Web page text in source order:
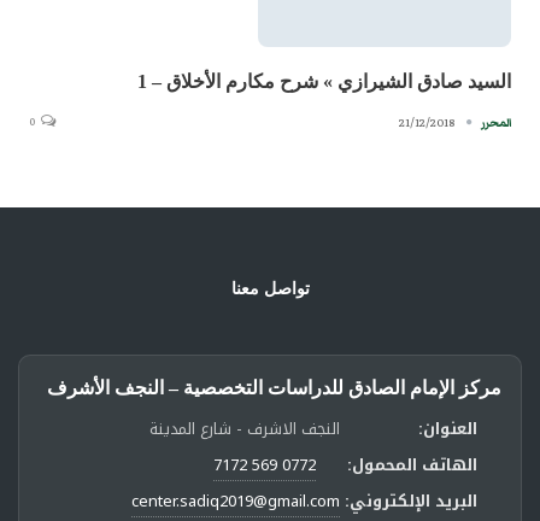
السيد صادق الشيرازي » شرح مكارم الأخلاق – 1
المحرر 21/12/2018
تواصل معنا
مركز الإمام الصادق للدراسات التخصصية – النجف الأشرف
العنوان:
النجف الاشرف - شارع المدينة
الهاتف المحمول:
0772 569 7172
البريد الإلكتروني: center.sadiq2019@gmail.com